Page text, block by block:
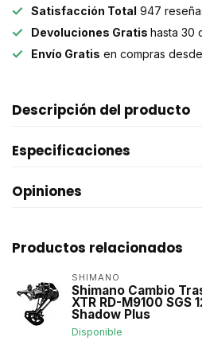
Satisfacción Total 947
Devoluciones Gratis hasta 30
Envío Gratis en compras
Descripción del producto
Especificaciones
Opiniones
Productos relacionados
SHIMANO
Shimano Cambio
XTR RD-M9100 SGS
Shadow Plus
Disponible